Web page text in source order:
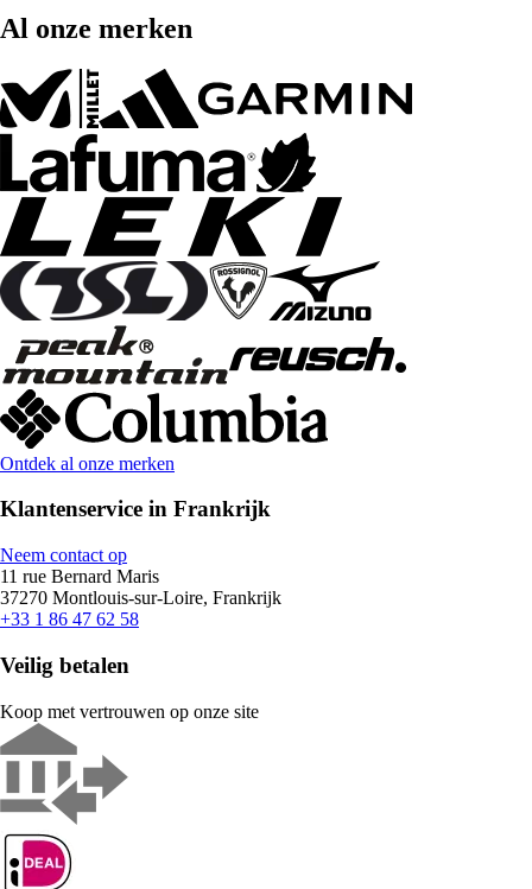
Al onze merken
Ontdek al onze merken
Klantenservice in Frankrijk
Neem contact op
11 rue Bernard Maris
37270 Montlouis-sur-Loire, Frankrijk
+33 1 86 47 62 58
Veilig betalen
Koop met vertrouwen op onze site